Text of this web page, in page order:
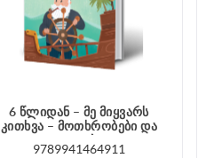
6 წლიდან – მე მიყვარს
კითხვა – მოთხრობები და
9789941464911